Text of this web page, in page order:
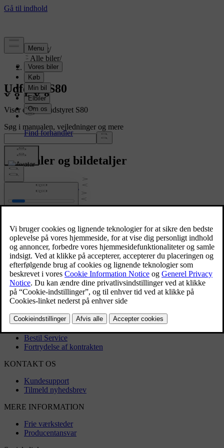
Support/
Alle biler/
S80 2016
Udforsk S80
Viser en fuldt udstyret S80
Søg i manualen, vejledninger og mere
Manualer og bildetaljer
Brugervejledning
Software til bilen
Download appen
Download kort